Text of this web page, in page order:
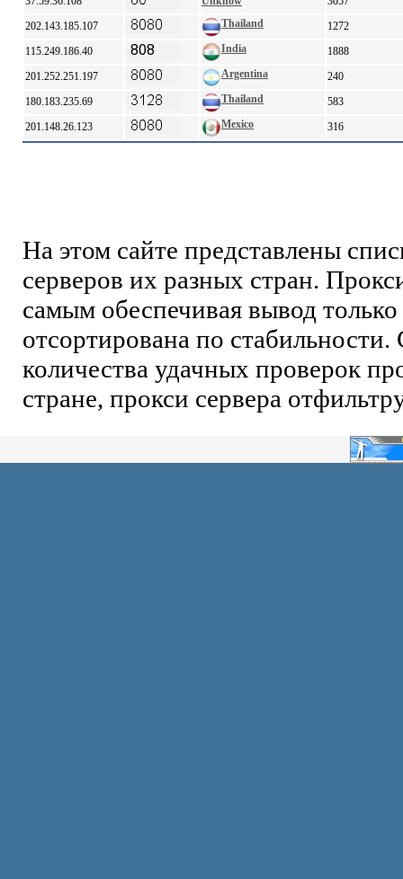
202.143.185.107
Thailand
1272
115.249.186.40
India
1888
201.252.251.197
Argentina
240
180.183.235.69
Thailand
583
201.148.26.123
Mexico 316
На этом сайте представлены
серверов их разных стран.
самым обеспечивая вывод
отсортирована по стабильности.
количества удачных проверок
стране, прокси сервера